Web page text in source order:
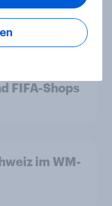
FIFA-Shops
im WM-